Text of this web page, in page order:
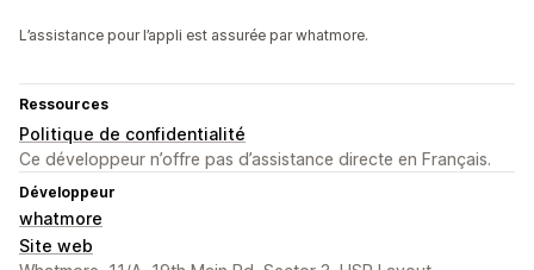
L’assistance pour l’appli est assurée par whatmore.
Ressources
Politique de confidentialité
Ce développeur n’offre pas d’assistance directe en Français.
Développeur
whatmore
Site web